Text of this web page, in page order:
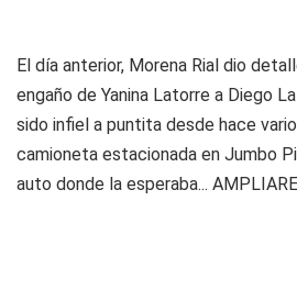
El día anterior, Morena Rial dio
engaño de Yanina Latorre a Diego
sido infiel a puntita desde hace
camioneta estacionada en Jumbo
auto donde la esperaba...